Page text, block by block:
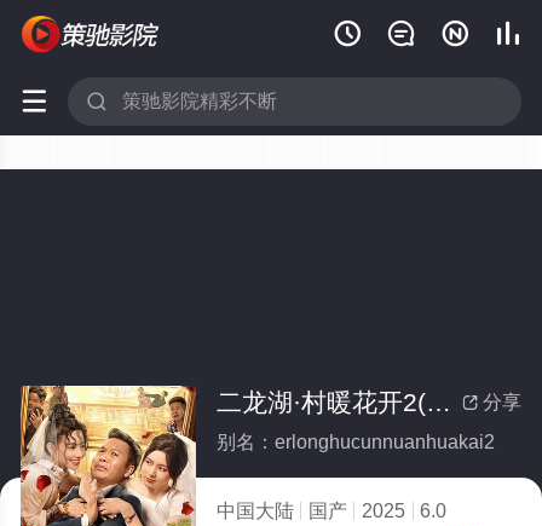
   
 
 分享
二龙湖·村暖花开2(全集)
别名：erlonghucunnuanhuakai2
中国大陆 国产 2025
6.0